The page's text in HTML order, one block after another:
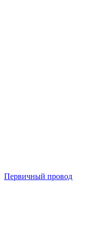
Первичный провод